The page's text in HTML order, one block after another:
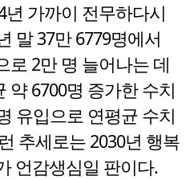
가까이 전무하다시
말 37만 6779명에서
로 2만 명 늘어나는 데
약 6700명 증가한 수치
유입으로 연평균 수치
추세로는 2030년 행복
언감생심일 판이다.